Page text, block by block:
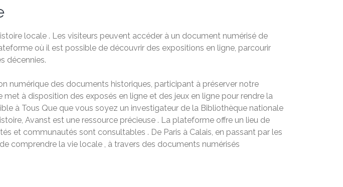
locale . Les visiteurs peuvent accéder à un document numérisé de
où il est possible de découvrir des expositions en ligne, parcourir
décennies.
numérique des documents historiques, participant à préserver notre
à disposition des exposés en ligne et des jeux en ligne pour rendre la
à Tous Que que vous soyez un investigateur de la Bibliothèque nationale
Avanst est une ressource précieuse . La plateforme offre un lieu de
et communautés sont consultables . De Paris à Calais, en passant par les
comprendre la vie locale , à travers des documents numérisés